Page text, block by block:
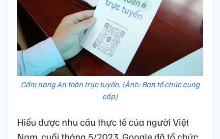
Cẩm nang An toàn trực tuyến. (Ảnh: Ban tổ chức cung
cấp)
Hiểu được nhu cầu thực tế của người Việt